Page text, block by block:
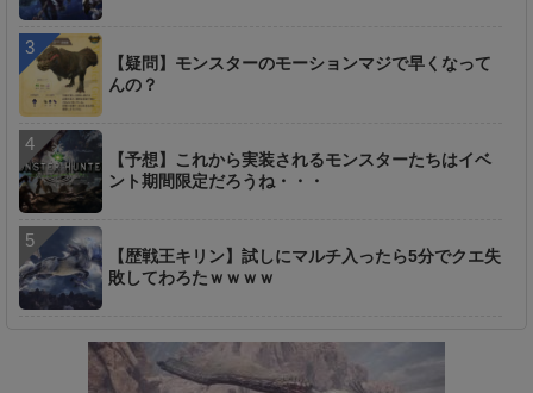
【疑問】モンスターのモーションマジで早くなって
んの？
【予想】これから実装されるモンスターたちはイベ
ント期間限定だろうね・・・
【歴戦王キリン】試しにマルチ入ったら5分でクエ失
敗してわろたｗｗｗｗ